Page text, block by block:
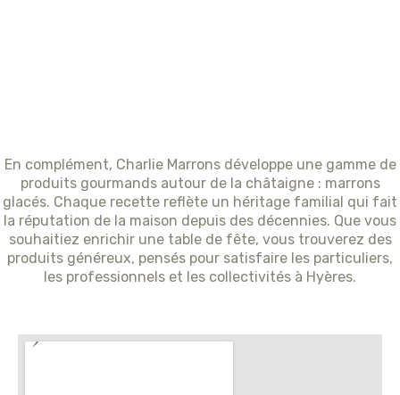
En complément, Charlie Marrons développe une gamme de
produits gourmands autour de la châtaigne : marrons
glacés. Chaque recette reflète un héritage familial qui fait
la réputation de la maison depuis des décennies. Que vous
souhaitiez enrichir une table de fête, vous trouverez des
produits généreux, pensés pour satisfaire les particuliers,
les professionnels et les collectivités à Hyères.